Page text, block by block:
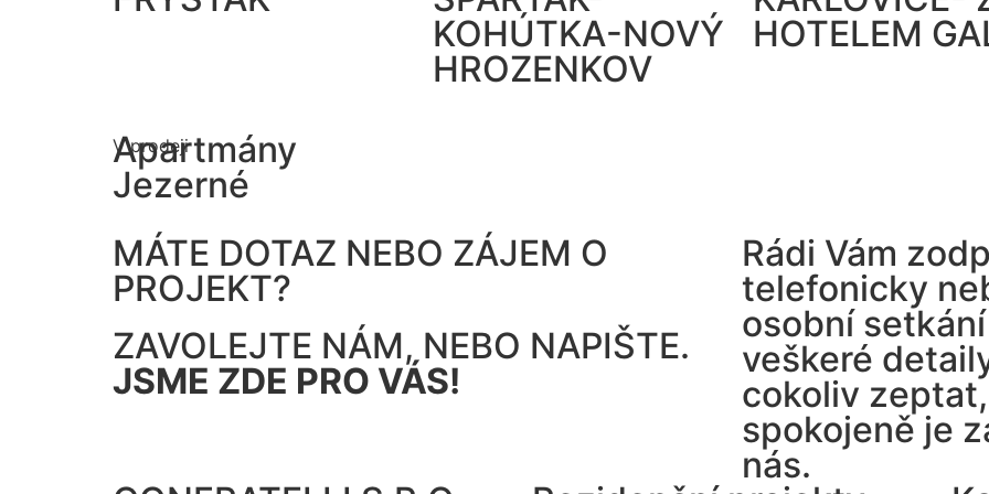
KOHÚTKA-NOVÝ
HROZENKOV
HOTELEM
Apartmány
Jezerné
V prodeji
MÁTE DOTAZ NEBO ZÁJEM O
PROJEKT?
ZAVOLEJTE NÁM, NEBO NAPIŠTE.
JSME ZDE PRO VÁS!
Rádi Vám
telefonicky
osobní
veškeré
cokoliv
spokojeně je
nás.